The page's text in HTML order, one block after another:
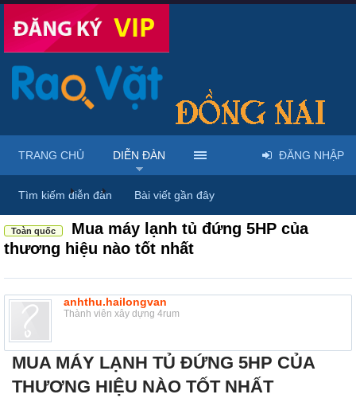
Diễn đàn ... Mua bán & sửa điện tử, điện lạnh
Toàn quốc
Mua máy lạnh tủ đứng 5HP của
thương hiệu nào tốt nhất
anhthu.hailongvan
Thành viên xây dựng 4rum
MUA MÁY LẠNH TỦ ĐỨNG 5HP CỦA
THƯƠNG HIỆU NÀO TỐT NHẤT
TRANG CHỦ DIỄN ĐÀN
Tìm kiếm diễn đàn Bài viết gần đây
ĐĂNG NHẬP